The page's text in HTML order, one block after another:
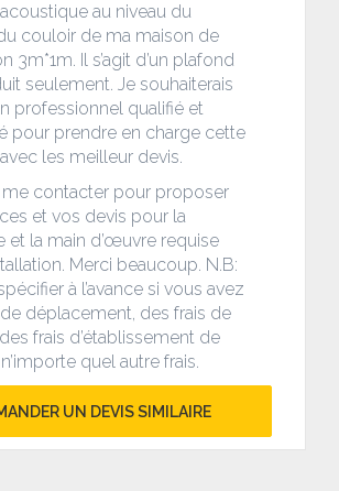
au niveau du
couloir de ma maison de
3m*1m. Il s’agit d’un plafond
seulement. Je souhaiterais
professionnel qualifié et
pour prendre en charge cette
les meilleur devis.
me contacter pour proposer
et vos devis pour la
et la main d’œuvre requise
Merci beaucoup. N.B:
à l’avance si vous avez
déplacement, des frais de
frais d’établissement de
quel autre frais.
UN DEVIS SIMILAIRE